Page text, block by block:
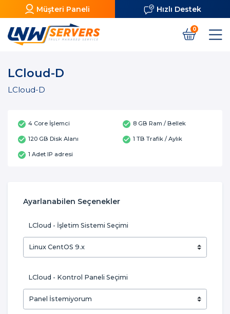
Müşteri Paneli Hızlı Destek
0
LCloud-D
LCloud-D
4 Core İşlemci 8 GB Ram / Bellek
120 GB Disk Alanı 1 TB Trafik / Aylık
1 Adet IP adresi
Ayarlanabilen Seçenekler
LCloud - İşletim Sistemi Seçimi
LCloud - Kontrol Paneli Seçimi